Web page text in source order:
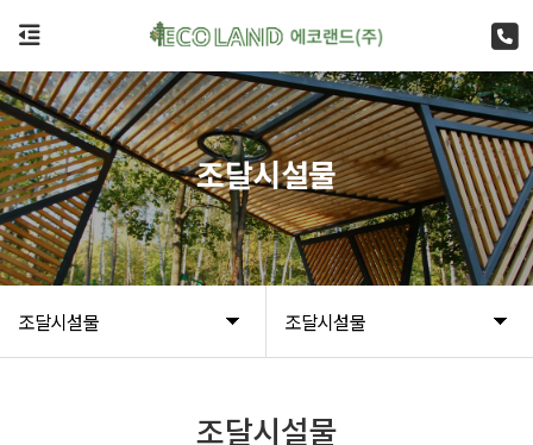
조달시설물 조달시설물
조달시설물
조달시설물